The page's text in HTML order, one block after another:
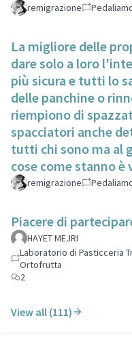
remigrazione
La migliore delle
dare solo a loro
più sicura e tutti lo
delle panchine o
riempiono di
spacciatori anche
tutti chi sono ma al
cose come stanno è
remigrazione
Piacere di
HAYET MEJRI
Laboratorio di Pasticceria
Ortofrutta
2
View all (111)